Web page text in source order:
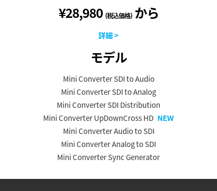
¥28,980 (税込価格)から
詳細 >
モデル
Mini Converter SDI to Audio
Mini Converter SDI to Analog
Mini Converter SDI Distribution
Mini Converter UpDownCross HD NEW
Mini Converter Audio to SDI
Mini Converter Analog to SDI
Mini Converter Sync Generator